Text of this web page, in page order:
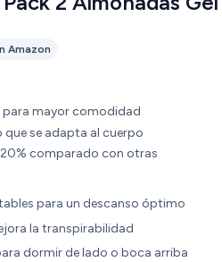
Amazon
para mayor comodidad
se adapta al cuerpo
20% comparado con otras
para un descanso óptimo
la transpirabilidad
dormir de lado o boca arriba